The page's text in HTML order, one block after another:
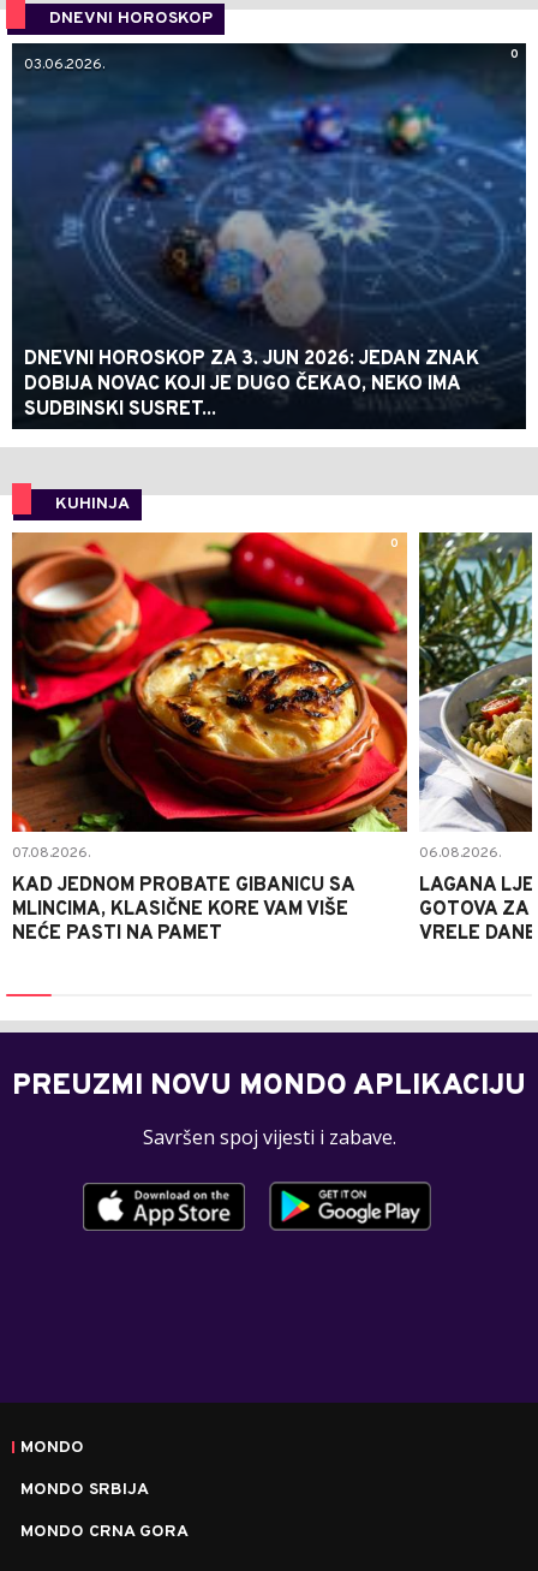
DNEVNI HOROSKOP
0
03.06.2026.
DNEVNI HOROSKOP ZA 3. JUN 2026: JEDAN ZNAK
DOBIJA NOVAC KOJI JE DUGO ČEKAO, NEKO IMA
SUDBINSKI SUSRET...
KUHINJA
0
07.08.2026.
KAD JEDNOM PROBATE GIBANICU SA
MLINCIMA, KLASIČNE KORE VAM VIŠE
NEĆE PASTI NA PAMET
06.08.2026.
LAGANA
GOTOVA ZA
VRELE DANE
PREUZMI NOVU MONDO APLIKACIJU
Savršen spoj vijesti i zabave.
MONDO
MONDO SRBIJA
MONDO CRNA GORA